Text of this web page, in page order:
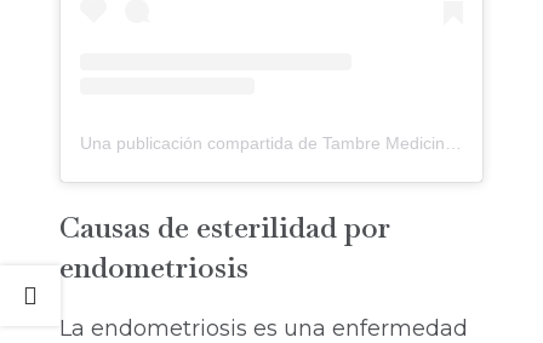
Causas de esterilidad por
endometriosis
La endometriosis es una enfermedad